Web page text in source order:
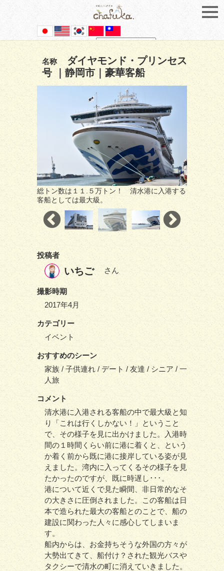
Powered by Translate
名称
ダイヤモンド・プリンセス
号 ｜静岡市｜豪華客船
総トン数は１１.５万トン！ 清水港に入港する
客船としては最大級。
投稿者
いちご さん
撮影時期
2017年4月
カテゴリー
イベント
おすすめのシーン
家族 / 子供連れ / デート / 友達 / シニア / 一
人旅
コメント
清水港に入港される客船の中で最大級と知
り「これは行くしかない！」ということ
で、その様子を見に出かけました。入港時
間の１時間くらい前に港に着くと、という
か着く前から既に港に接岸している姿が見
えました。湾内に入ってくるその様子を見
たかったのですが、既に時遅し･･･。
港について近くで見た瞬間、非日常的なそ
の大きさに圧倒されました。この客船は日
本で造られた最大の客船とのことで、船の
建設に関わった人々に感心してしまいま
す。
船内からは、お金持ちそうな外国の方々が
大勢出てきて、船付け？された観光バスや
タクシーで清水の町に消えていきました。